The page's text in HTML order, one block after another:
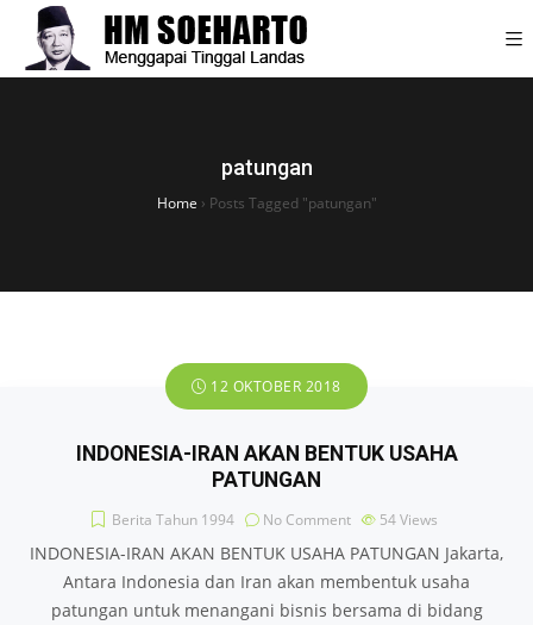
patungan
Home › Posts Tagged "patungan"
12 OKTOBER 2018
INDONESIA-IRAN AKAN BENTUK USAHA
PATUNGAN
Berita Tahun 1994 No Comment 54Views
INDONESIA-IRAN AKAN BENTUK USAHA PATUNGAN Jakarta,
Antara Indonesia dan Iran akan membentuk usaha
patungan untuk menangani bisnis bersama di bidang